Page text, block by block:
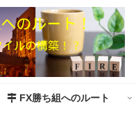
FX勝ち組へのルート